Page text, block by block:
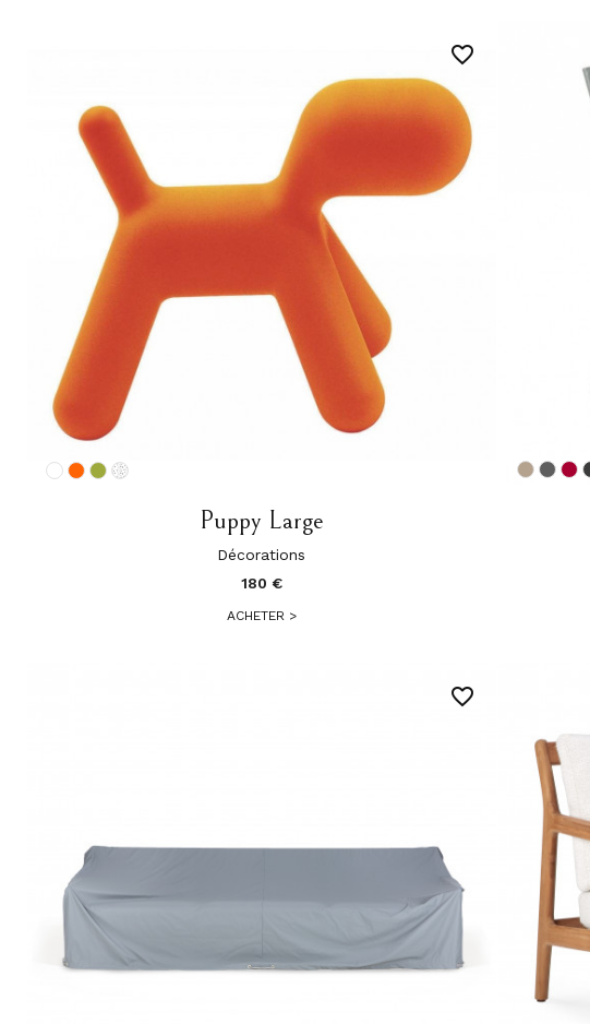
Puppy Large
Décorations
180 €
ACHETER >
favorite_border
favorite_border